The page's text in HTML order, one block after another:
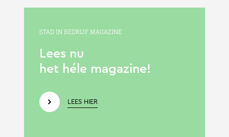
STAD IN BEDRIJF MAGAZINE
Lees nu
het héle magazine!
LEES HIER